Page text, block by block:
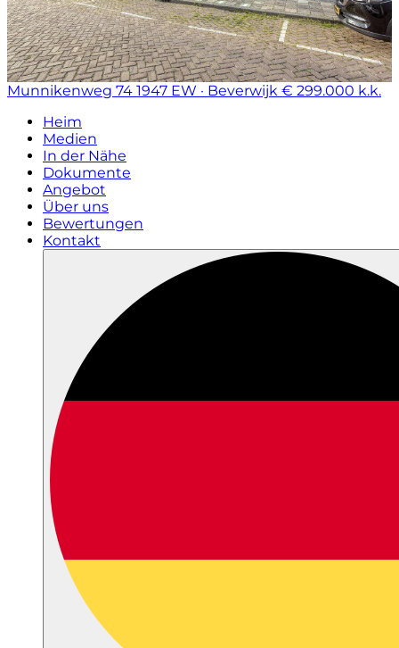
Munnikenweg 74 1947 EW · Beverwijk € 299.000 k.k.
Heim
Medien
In der Nähe
Dokumente
Angebot
Über uns
Bewertungen
Kontakt